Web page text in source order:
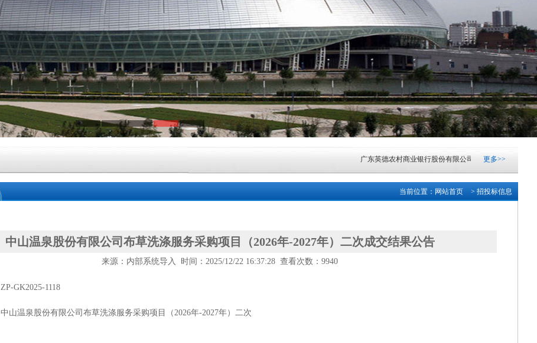
广东英德农村商业银行股份有限公司自有资产楼顶安装光伏
广东清远农村商业银行股份有限公司网络中心机房IDC托管
更多>>
当前位置： 网站首页 > 招投标信息
中山温泉股份有限公司布草洗涤服务采购项目（2026年-2027年）二次成交结果公告
来源：内部系统导入 时间：2025/12/22 16:37:28 查看次数：9940
ZP-GK2025-1118
中山温泉股份有限公司布草洗涤服务采购项目（2026年-2027年）二次